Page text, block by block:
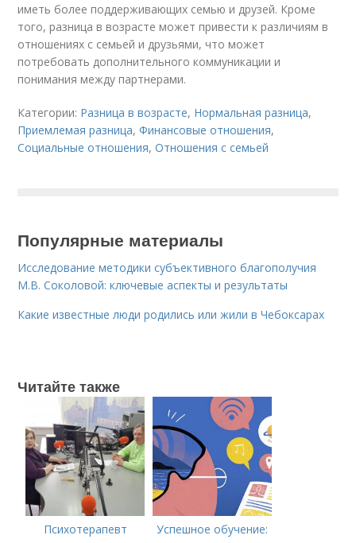
иметь более поддерживающих семью и друзей. Кроме
того, разница в возрасте может привести к различиям в
отношениях с семьей и друзьями, что может
потребовать дополнительного коммуникации и
понимания между партнерами.
Категории: Разница в возрасте, Нормальная разница,
Приемлемая разница,Финансовые отношения,
Социальные отношения,Отношения с семьей
Популярные материалы
Исследование методики субъективного благополучия
М.В. Соколовой: ключевые аспекты и результаты
Какие известные люди родились или жили в Чебоксарах
Читайте также
Психотерапевт
Успешное обучение: